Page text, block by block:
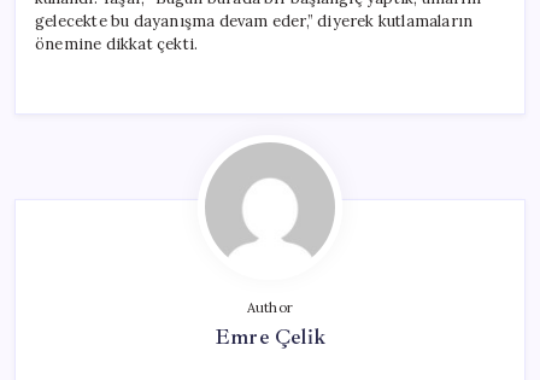
gelecekte bu dayanışma devam eder,” diyerek kutlamaların
önemine dikkat çekti.
Author
Emre Çelik